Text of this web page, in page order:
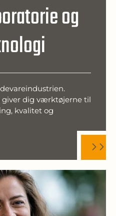
og
dig værktøjerne til
kvalitet og